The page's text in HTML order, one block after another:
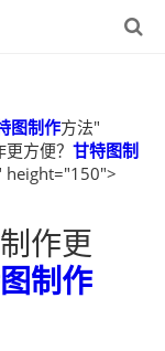
图制作方法"
方便？ 甘特图制
height="150">
作更
制作